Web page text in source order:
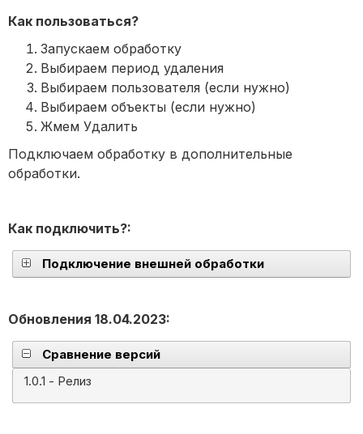
Как пользоваться?
Запускаем обработку
Выбираем период удаления
Выбираем пользователя (если нужно)
Выбираем объекты (если нужно)
Жмем Удалить
Подключаем обработку в дополнительные
обработки.
Как подключить?:
Подключение внешней обработки
Обновления 18.04.2023:
Сравнение версий
1.0.1 - Релиз